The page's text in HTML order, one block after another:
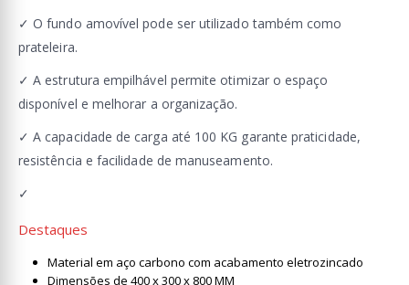
✓ O fundo amovível pode ser utilizado também como
prateleira.
✓ A estrutura empilhável permite otimizar o espaço
disponível e melhorar a organização.
✓ A capacidade de carga até 100 KG garante praticidade,
resistência e facilidade de manuseamento.
✓
Destaques
Material em aço carbono com acabamento eletrozincado
Dimensões de 400 x 300 x 800 MM